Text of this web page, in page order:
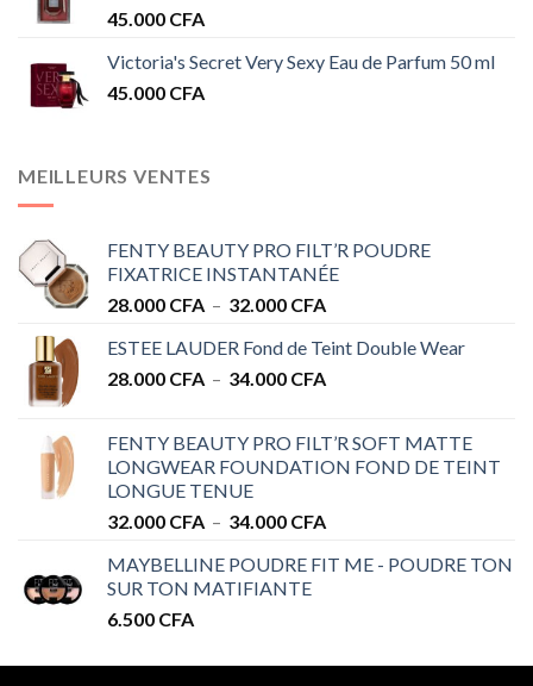
45.000 CFA
Victoria's Secret Very Sexy Eau de Parfum 50 ml
45.000 CFA
MEILLEURS VENTES
FENTY BEAUTY PRO FILT’R POUDRE
FIXATRICE INSTANTANÉE
28.000 CFA – 32.000 CFA
prix :
28.000 CFA
ESTEE LAUDER Fond de Teint Double Wear
28.000 CFA – 34.000 CFA
28.000 CFA
à
FENTY BEAUTY PRO FILT’R SOFT MATTE
LONGWEAR FOUNDATION FOND DE TEINT
LONGUE TENUE
32.000 CFA – 34.000 CFA
prix :
MAYBELLINE POUDRE FIT ME - POUDRE TON
SUR TON MATIFIANTE
6.500 CFA